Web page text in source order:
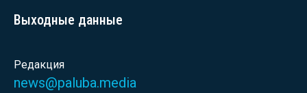
Выходные данные
Редакция
news@paluba.media